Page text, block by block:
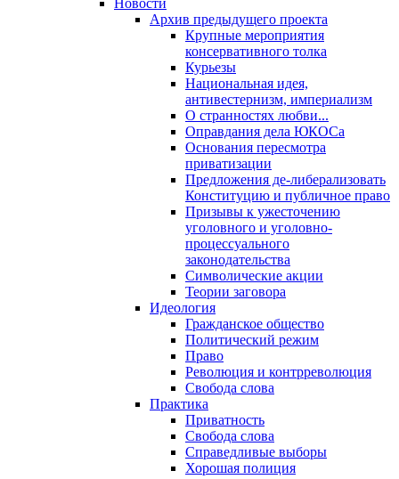
Новости
Архив предыдущего проекта
Крупные мероприятия
консервативного толка
Курьезы
Национальная идея,
антивестернизм, империализм
О странностях любви...
Оправдания дела ЮКОСа
Основания пересмотра
приватизации
Предложения де-либерализовать
Конституцию и публичное право
Призывы к ужесточению
уголовного и уголовно-
процессуального
законодательства
Символические акции
Теории заговора
Идеология
Гражданское общество
Политический режим
Право
Революция и контрреволюция
Свобода слова
Практика
Приватность
Свобода слова
Справедливые выборы
Хорошая полиция